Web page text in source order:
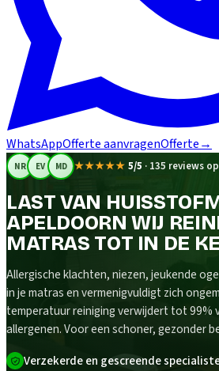
WhatsAppOfferte aanvragenOfferte→
NR EV MD ★★★★★ 5/5 · 135 reviews
LAST VAN
APELDOORN WIJ
MATRAS TOT IN DE
Allergische klachten, niezen, jeukende
in je matras en vermenigvuldigt zich
temperatuur reiniging verwijdert tot 99%
allergenen. Voor een schoner, gezonder
Verzekerde en gescreende